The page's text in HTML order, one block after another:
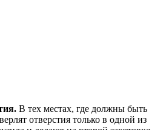
В тех местах, где должны быть
отверстия только в одной из